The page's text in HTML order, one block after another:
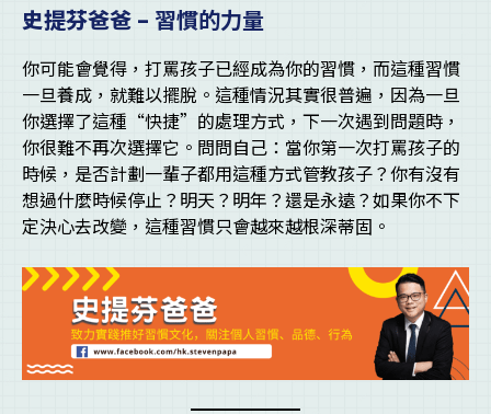
史提芬爸爸 – 習慣的力量
你可能會覺得，打罵孩子已經成為你的習慣，而這種習慣
一旦養成，就難以擺脫。這種情況其實很普遍，因為一旦
你選擇了這種“快捷”的處理方式，下一次遇到問題時，
你很難不再次選擇它。問問自己：當你第一次打罵孩子的
時候，是否計劃一輩子都用這種方式管教孩子？你有沒有
想過什麼時候停止？明天？明年？還是永遠？如果你不下
定決心去改變，這種習慣只會越來越根深蒂固。